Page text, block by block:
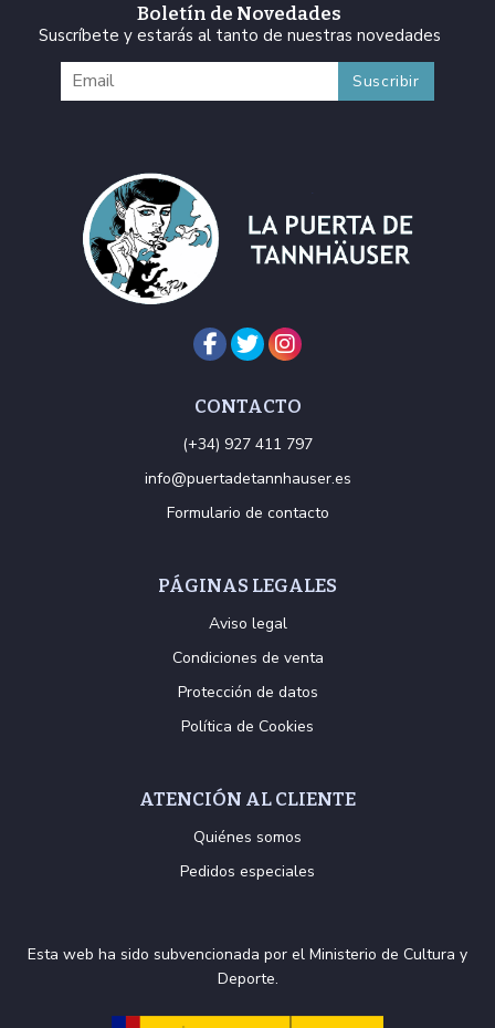
Boletín de Novedades
Suscríbete y estarás al tanto de nuestras novedades
CONTACTO
(+34) 927 411 797
info@puertadetannhauser.es
Formulario de contacto
PÁGINAS LEGALES
Aviso legal
Condiciones de venta
Protección de datos
Política de Cookies
ATENCIÓN AL CLIENTE
Quiénes somos
Pedidos especiales
Esta web ha sido subvencionada por el Ministerio de Cultura y
Deporte.